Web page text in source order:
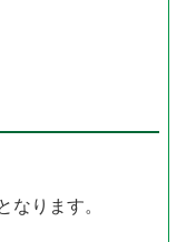
なります。